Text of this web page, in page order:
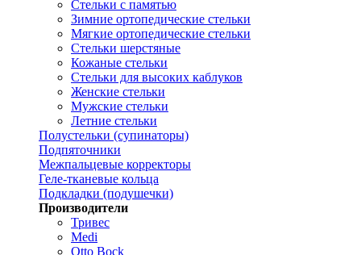
Стельки с памятью
Зимние ортопедические стельки
Мягкие ортопедические стельки
Стельки шерстяные
Кожаные стельки
Стельки для высоких каблуков
Женские стельки
Мужские стельки
Летние стельки
Полустельки (супинаторы)
Подпяточники
Межпальцевые корректоры
Геле-тканевые кольца
Подкладки (подушечки)
Производители
Тривес
Medi
Otto Bock